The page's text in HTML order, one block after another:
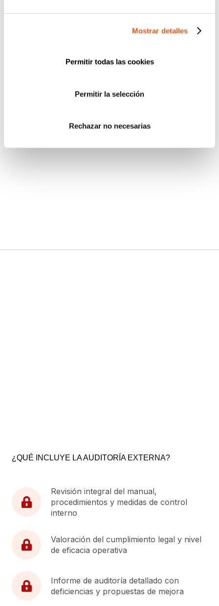
Mostrar detalles
Permitir todas las cookies
Permitir la selección
Rechazar no necesarias
¿QUÉ INCLUYE LA AUDITORÍA EXTERNA?
Revisión integral del manual,
procedimientos y medidas de control
interno
Valoración del cumplimiento legal y nivel
de eficacia operativa
Informe de auditoría detallado con
deficiencias y propuestas de mejora